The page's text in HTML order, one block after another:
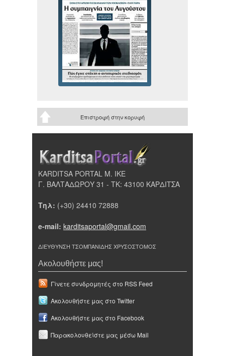
Επιστροφή στην κορυφή
KARDITSA PORTAL Μ. ΙΚΕ
Γ. ΒΑΛΤΑΔΩΡΟΥ 31 - ΤΚ: 43100 ΚΑΡΔΙΤΣΑ
Τηλ: (+30) 24410 72888
e-mail: karditsaportal@gmail.com
ΔΙΕΥΘΥΝΣΗ ΤΣΟΜΠΑΝΙΔΗΣ ΧΡΥΣΟΣΤΟΜΟΣ
Ακολουθήστε μας!
Γίνετε συνδρομητές στο RSS Feed
Ακολουθήστε μας στο Twitter
Ακολουθήστε μας στο Facebook
Παρακολουθείστε μας μέσω Mail